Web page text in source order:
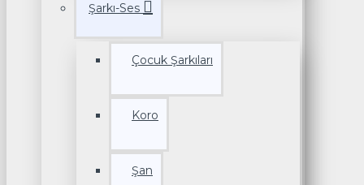
Şarkı-Ses
Çocuk Şarkıları
Koro
Şan